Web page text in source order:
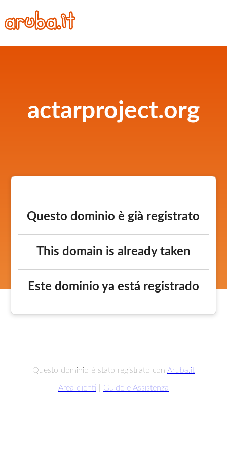
actarproject.org
Questo dominio è già registrato
This domain is already taken
Este dominio ya está registrado
Questo dominio è stato registrato con Aruba.it
Area clienti Guide e Assistenza